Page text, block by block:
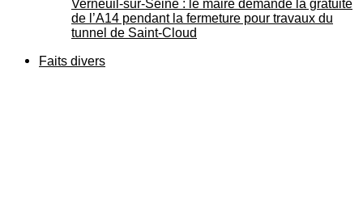
Verneuil-sur-Seine : le maire demande la gratuité
de l’A14 pendant la fermeture pour travaux du
tunnel de Saint-Cloud
Faits divers